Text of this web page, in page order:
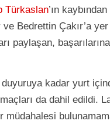
Türkaslan’ın
Bedrettin Çakır’a
paylaşan,
kadar yurt
da dahil edildi.